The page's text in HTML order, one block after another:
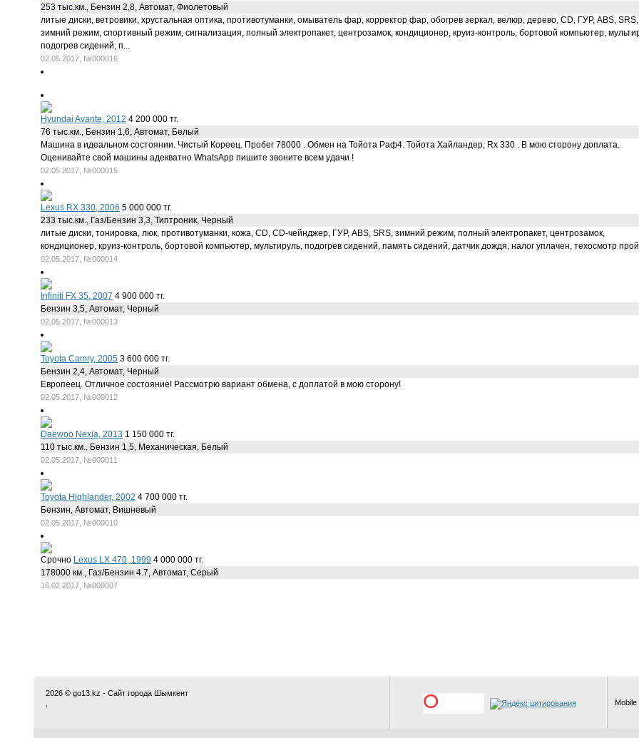
253 тыс.км., Бензин 2,8, Автомат, Фиолетовый
литые диски, ветровики, хрустальная оптика, противотуманки, омыватель фар, корректор фар, обогрев зеркал, велюр, дерево, CD, ГУР, ABS, SRS,
зимний режим, спортивный режим, сигнализация, полный электропакет, центрозамок, кондиционер, круиз-контроль, бортовой компьютер,
подогрев сидений, п...
02.05.2017, №000016
Hyundai Avante, 2012 4 200 000 тг.
76 тыс.км., Бензин 1,6, Автомат, Белый
Машина в идеальном состоянии. Чистый Кореец. Пробег 78000 . Обмен на Тойота Раф4. Тойота Хайландер, Rx 330 . В мою сторону доплата.
Оценивайте свой машины адекватно WhatsApp пишите звоните всем удачи !
02.05.2017, №000015
Lexus RX 330, 2006 5 000 000 тг.
233 тыс.км., Газ/Бензин 3,3, Типтроник, Черный
литые диски, тонировка, люк, противотуманки, кожа, CD, CD-чейнджер, ГУР, ABS, SRS, зимний режим, полный электропакет, центрозамок,
кондиционер, круиз-контроль, бортовой компьютер, мультируль, подогрев сидений, память сидений, датчик дождя, налог уплачен, техосмотр
02.05.2017, №000014
Infiniti FX 35, 2007 4 900 000 тг.
Бензин 3,5, Автомат, Черный
02.05.2017, №000013
Toyota Camry, 2005 3 600 000 тг.
Бензин 2,4, Автомат, Черный
Европеец. Отличное состояние! Рассмотрю вариант обмена, с доплатой в мою сторону!
02.05.2017, №000012
Daewoo Nexia, 2013 1 150 000 тг.
110 тыс.км., Бензин 1,5, Механическая, Белый
02.05.2017, №000011
Toyota Highlander, 2002 4 700 000 тг.
Бензин, Автомат, Вишневый
02.05.2017, №000010
Срочно Lexus LX 470, 1999 4 000 000 тг.
178000 км., Газ/Бензин 4.7, Автомат, Серый
16.02.2017, №000007
2026 © go13.kz - Сайт города Шымкент